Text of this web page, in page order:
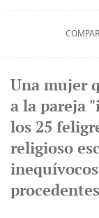
Una mujer
a la pareja
los 25
religioso